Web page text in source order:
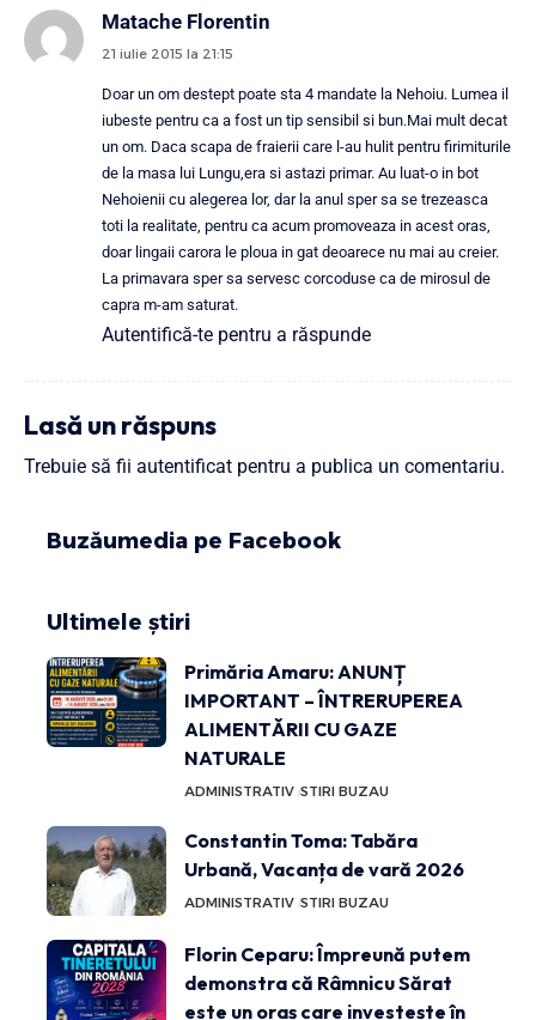
Matache Florentin
21 iulie 2015 la 21:15
Doar un om destept poate sta 4 mandate la Nehoiu. Lumea il
iubeste pentru ca a fost un tip sensibil si bun.Mai mult decat
un om. Daca scapa de fraierii care l-au hulit pentru firimiturile
de la masa lui Lungu,era si astazi primar. Au luat-o in bot
Nehoienii cu alegerea lor, dar la anul sper sa se trezeasca
toti la realitate, pentru ca acum promoveaza in acest oras,
doar lingaii carora le ploua in gat deoarece nu mai au creier.
La primavara sper sa servesc corcoduse ca de mirosul de
capra m-am saturat.
Autentifică-te pentru a răspunde
Lasă un răspuns
Trebuie să fii autentificat pentru a publica un comentariu.
Buzăumedia pe Facebook
Ultimele știri
Primăria Amaru: ANUNȚ
IMPORTANT – ÎNTRERUPEREA
ALIMENTĂRII CU GAZE
NATURALE
ADMINISTRATIV STIRI BUZAU
Constantin Toma: Tabăra
Urbană, Vacanța de vară 2026
ADMINISTRATIV STIRI BUZAU
Florin Ceparu: Împreună putem
demonstra că Râmnicu Sărat
este un oraș care investește în